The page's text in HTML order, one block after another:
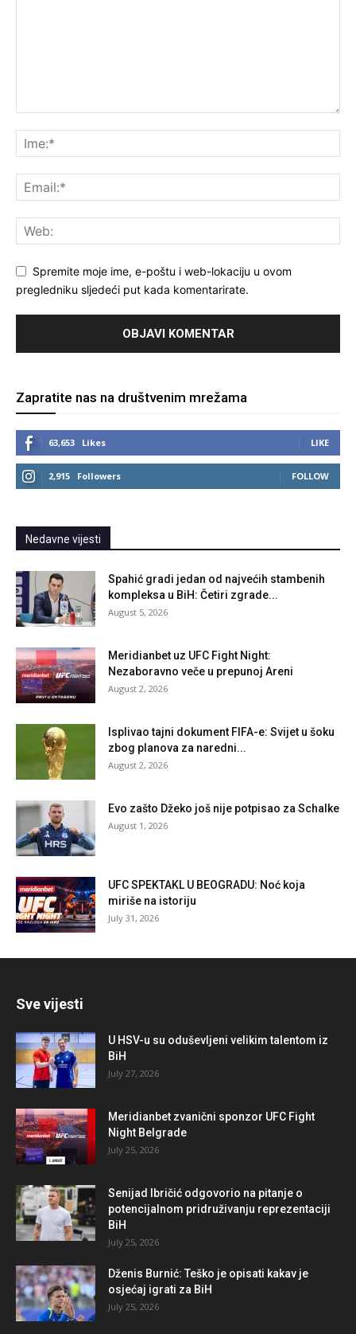
Spremite moje ime, e-poštu i web-lokaciju u ovom
pregledniku sljedeći put kada komentarirate.
Zapratite nas na društvenim mrežama
63,653 Likes LIKE
2,915 Followers FOLLOW
Nedavne vijesti
Spahić gradi jedan od najvećih stambenih
kompleksa u BiH: Četiri zgrade...
August 5, 2026
Meridianbet uz UFC Fight Night:
Nezaboravno veče u prepunoj Areni
August 2, 2026
Isplivao tajni dokument FIFA-e: Svijet u šoku
zbog planova za naredni...
August 2, 2026
Evo zašto Džeko još nije potpisao za Schalke
August 1, 2026
UFC SPEKTAKL U BEOGRADU: Noć koja
miriše na istoriju
July 31, 2026
Sve vijesti
U HSV-u su oduševljeni velikim talentom iz
BiH
July 27, 2026
Meridianbet zvanični sponzor UFC Fight
Night Belgrade
July 25, 2026
Senijad Ibričić odgovorio na pitanje o
potencijalnom pridruživanju reprezentaciji
BiH
July 25, 2026
Dženis Burnić: Teško je opisati kakav je
osjećaj igrati za BiH
July 25, 2026